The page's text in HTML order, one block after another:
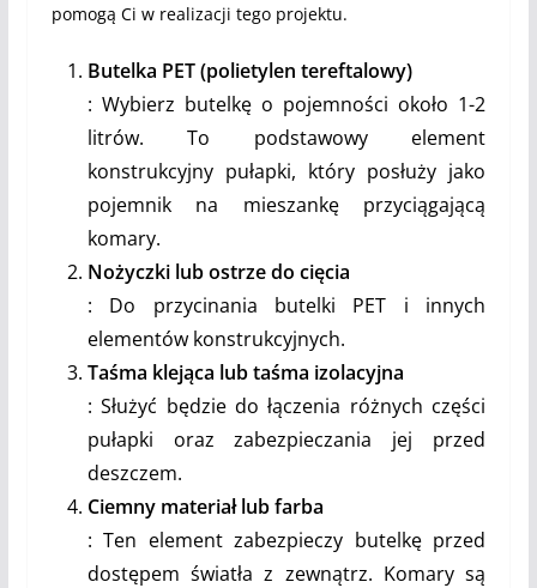
pomogą Ci w realizacji tego projektu.
Butelka PET (polietylen tereftalowy)
: Wybierz butelkę o pojemności około 1-2
litrów. To podstawowy element
konstrukcyjny pułapki, który posłuży jako
pojemnik na mieszankę przyciągającą
komary.
Nożyczki lub ostrze do cięcia
: Do przycinania butelki PET i innych
elementów konstrukcyjnych.
Taśma klejąca lub taśma izolacyjna
: Służyć będzie do łączenia różnych części
pułapki oraz zabezpieczania jej przed
deszczem.
Ciemny materiał lub farba
: Ten element zabezpieczy butelkę przed
dostępem światła z zewnątrz. Komary są